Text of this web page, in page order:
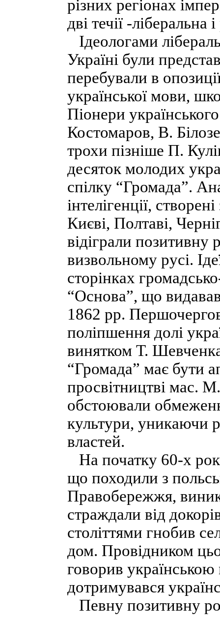
різних регіонах
дві течії -
Ідеологами
Україні були
перебували в
української мови,
Піонери
Костомаров, В.
трохи пізніше П.
десяток молодих
спілку “Громада”.
інтелігенції,
Києві, Полтаві,
відіграли позитивну
визвольному русі.
сторінках
“Основа”, що
1862 pp.
поліп­шення долі
винятком Т.
“Громада” має бути
просвітництві мас.
обстоювали
культури, уникаючи
властей.
На початку 60-х
що походи­ли з
Правобережжя, виник
страждали від
століттями гнобив
дом. Провідником
говорив
дотримувався
Певну позитивну